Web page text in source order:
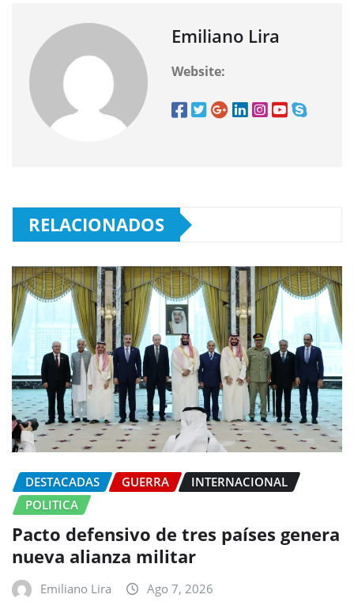
Emiliano Lira
Website:
RELACIONADOS
DESTACADAS GUERRA
INTERNACIONAL
POLITICA
Pacto defensivo de tres países genera
nueva alianza militar
Emiliano Lira Ago 7, 2026